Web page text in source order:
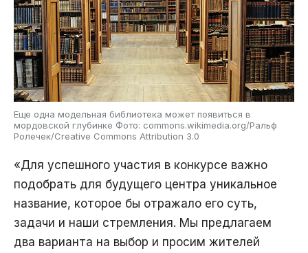
Еще одна модельная библиотека может появиться в
мордовской глубинке Фото: commons.wikimedia.org/Ральф
Ролечек/Creative Commons Attribution 3.0
«Для успешного участия в конкурсе важно
подобрать для будущего центра уникальное
название, которое бы отражало его суть,
задачи и наши стремления. Мы предлагаем
два варианта на выбор и просим жителей